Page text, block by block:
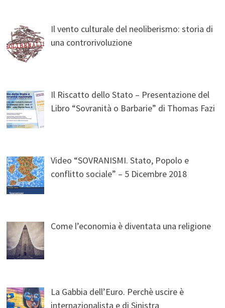
Il vento culturale del neoliberismo: storia di
una controrivoluzione
Il Riscatto dello Stato – Presentazione del
Libro “Sovranità o Barbarie” di Thomas Fazi
Video “SOVRANISMI. Stato, Popolo e
conflitto sociale” – 5 Dicembre 2018
Come l’economia è diventata una religione
La Gabbia dell’Euro. Perchè uscire è
internazionalista e di Sinistra